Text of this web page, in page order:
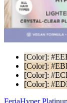
[Color]:
[Color]:
[Color]:
[Color]:
FeriaHyper